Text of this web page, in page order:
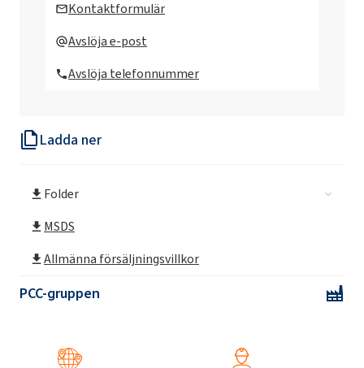
Ladda ner
Folder
MSDS
Allmänna försäljningsvillkor
PCC-gruppen
Kontaktformulär
Avslöja e-post
Avslöja telefonnummer